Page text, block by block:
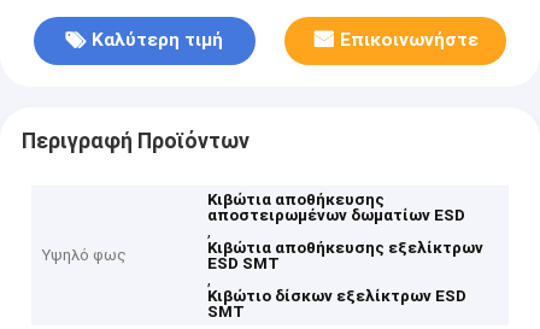
Καλύτερη τιμή Επικοινωνήστε
Περιγραφή Προϊόντων
Υψηλό φως
Κιβώτια αποθήκευσης
αποστειρωμένων δωματίων ESD
,
Κιβώτια αποθήκευσης εξελίκτρων
ESD SMT
,
Κιβώτιο δίσκων εξελίκτρων ESD
SMT